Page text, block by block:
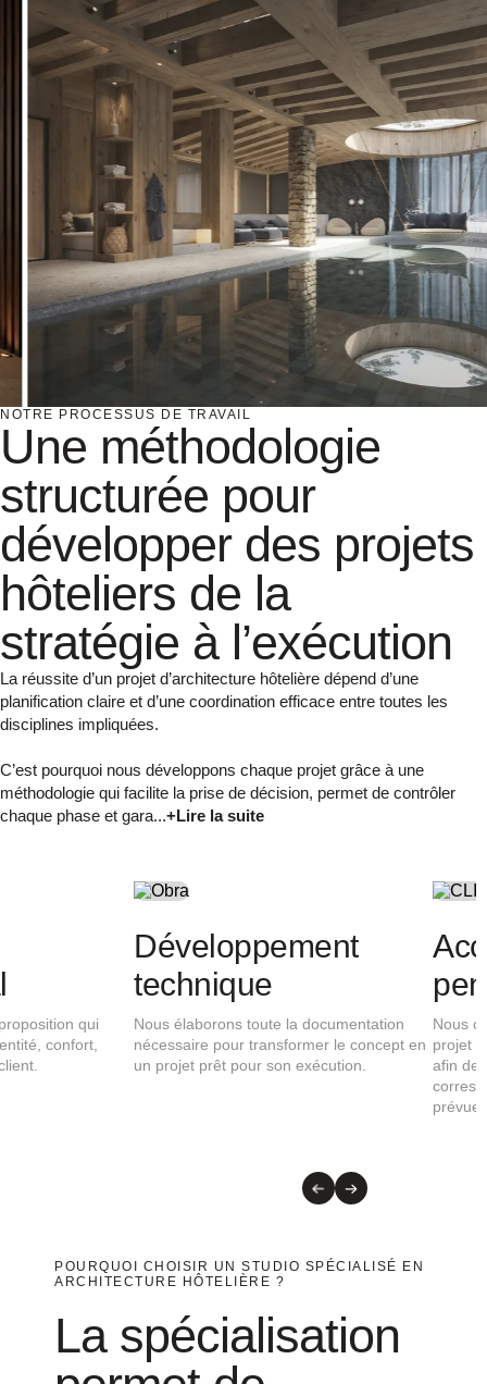
NOTRE PROCESSUS DE TRAVAIL
Une méthodologie
structurée pour
développer des projets
hôteliers de la
stratégie à l’exécution
La réussite d’un projet d’architecture hôtelière dépend d’une
planification claire et d’une coordination efficace entre toutes les
disciplines impliquées.
C’est pourquoi nous développons chaque projet grâce à une
méthodologie qui facilite la prise de décision, permet de contrôler
chaque phase et gara...+Lire la suite
Analyse du projet
Nous étudions le bâtiment, son
environnement, le concept de l’hôtel et les
objectifs du client afin de définir la stratégie
architecturale la plus adaptée.
Concept
architectural
Nous développons une
intègre fonctionnalité,
efficacité et expérience
POURQUOI CHOISIR UN STUDIO SPÉCIALISÉ EN
ARCHITECTURE HÔTELIÈRE ?
La spécialisation